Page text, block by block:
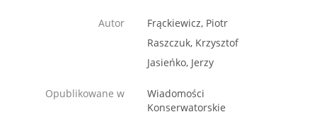
Autor
Frąckiewicz, Piotr
Raszczuk, Krzysztof
Jasieńko, Jerzy
Opublikowane w
Wiadomości
Konserwatorskie